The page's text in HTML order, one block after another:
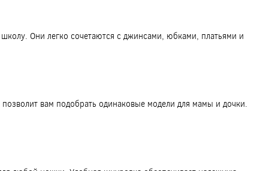
Они легко сочетаются с джинсами, юбками, платьями и
вам подобрать одинаковые модели для мамы и дочки.